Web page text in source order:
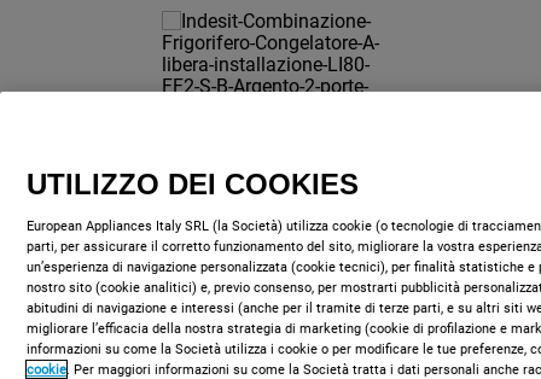
UTILIZZO DEI COOKIES
European Appliances Italy SRL (la Società) utilizza cookie (o tecnologie di
parti, per assicurare il corretto funzionamento del sito, migliorare la vostra
un’esperienza di navigazione personalizzata (cookie tecnici), per finalità statistiche e
nostro sito (cookie analitici) e, previo consenso, per mostrarti pubblicità
abitudini di navigazione e interessi (anche per il tramite di terze parti, e su altri siti
migliorare l’efficacia della nostra strategia di marketing (cookie di profilazione e
informazioni su come la Società utilizza i cookie o per modificare le tue preferenze,
cookie. Per maggiori informazioni su come la Società tratta i dati personali anche